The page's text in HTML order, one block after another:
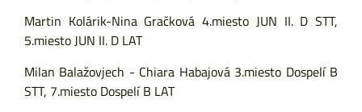
Martin Kolárik-Nina Gračková 4.miesto JUN II. D STT,
5.miesto JUN II. D LAT
Milan Balažovjech - Chiara Habajová 3.miesto Dospelí B
STT, 7.miesto Dospelí B LAT